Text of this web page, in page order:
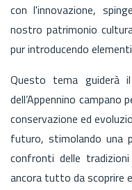
con l'innovazione,
nostro patrimonio
pur introducendo
Questo tema guiderà
dell’Appennino campano
conservazione ed
futuro, stimolando una
confronti delle
ancora tutto da scoprire